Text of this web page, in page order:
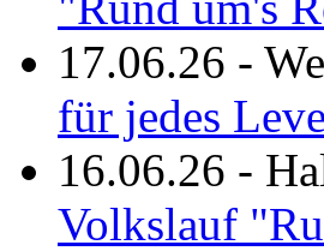
17.06.26 -
für jedes
16.06.26 -
Volkslauf